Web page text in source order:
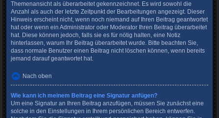
Themenansicht als überarbeitet gekennzeichnet. Es wird sowohl die
Anzahl als auch der letzte Zeitpunkt der Bearbeitungen angezeigt. Dieser
Hinweis erscheint nicht, wenn noch niemand auf Ihren Beitrag geantwortet
hat oder wenn ein Administrator oder Moderator Ihren Beitrag überarbeitet
hat. Diese können jedoch, falls sie es für nötig halten, eine Notiz
hinterlassen, warum Ihr Beitrag überarbeitet wurde. Bitte beachten Sie,
dass normale Benutzer einen Beitrag nicht löschen können, wenn bereits
jemand darauf geantwortet hat.
Nach oben
Wie kann ich meinem Beitrag eine Signatur anfügen?
Um eine Signatur an Ihren Beitrag anzufügen, müssen Sie zunächst eine
solche in den Einstellungen in Ihrem persönlichen Bereich entwerfen.